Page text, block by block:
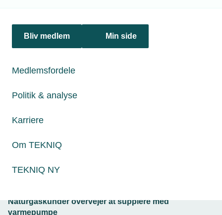
Bliv medlem Min side
Medlemsfordele
Politik & analyse
Karriere
Om TEKNIQ
TEKNIQ NY
en ekstra beholder til et køleanlæg til mælk i et landbrug?
Det er et eksisterende anlæg med R404a, som indeholder
kølemiddelfyldningen.
Naturgaskunder overvejer at supplere med
varmepumpe